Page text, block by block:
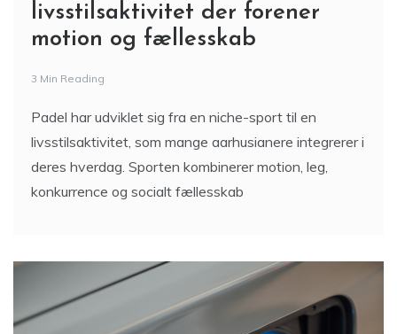
livsstilsaktivitet der forener
motion og fællesskab
3 Min Reading
Padel har udviklet sig fra en niche-sport til en
livsstilsaktivitet, som mange aarhusianere integrerer i
deres hverdag. Sporten kombinerer motion, leg,
konkurrence og socialt fællesskab